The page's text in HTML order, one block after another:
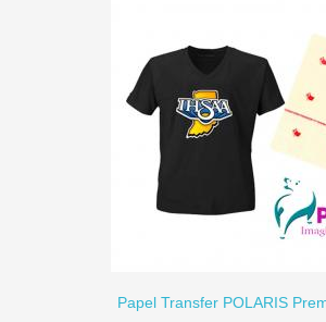
Papel Transfer POLARIS